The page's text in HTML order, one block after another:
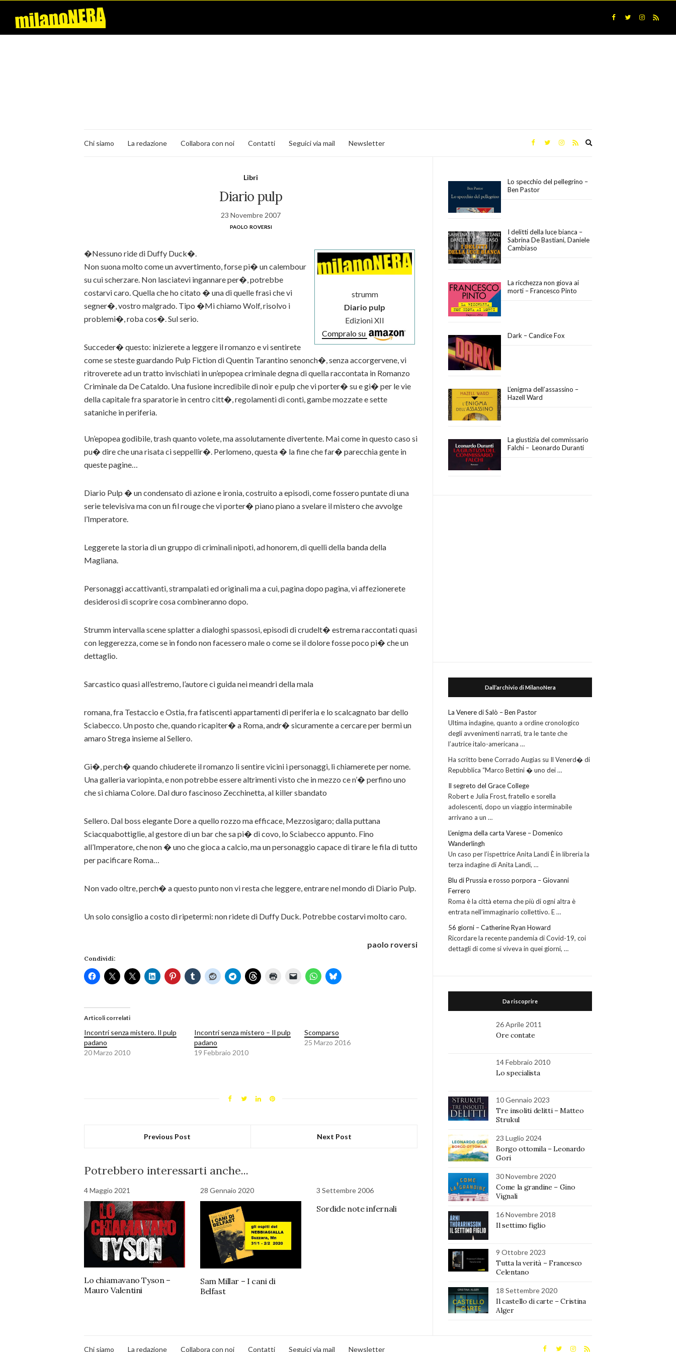
Chi siamo La redazione Collabora con noi Contatti Seguici via mail Newsletter
Libri
Diario pulp
23 Novembre 2007
paolo roversi
strumm
Diario pulp
Edizioni XII
Compralo su
�Nessuno ride di Duffy Duck�.
Non suona molto come un avvertimento, forse pi� un calembour
su cui scherzare. Non lasciatevi ingannare per�, potrebbe
costarvi caro. Quella che ho citato � una di quelle frasi che vi
segner�, vostro malgrado. Tipo �Mi chiamo Wolf, risolvo i
problemi�, roba cos�. Sul serio.
Succeder� questo: inizierete a leggere il romanzo e vi sentirete
come se steste guardando Pulp Fiction di Quentin Tarantino senonch�, senza accorgervene, vi
ritroverete ad un tratto invischiati in un’epopea criminale degna di quella raccontata in Romanzo
Criminale da De Cataldo. Una fusione incredibile di noir e pulp che vi porter� su e gi� per le vie
della capitale fra sparatorie in centro citt�, regolamenti di conti, gambe mozzate e sette
sataniche in periferia.
Un’epopea godibile, trash quanto volete, ma assolutamente divertente. Mai come in questo caso si
pu� dire che una risata ci seppellir�. Perlomeno, questa � la fine che far� parecchia gente in
queste pagine…
Diario Pulp � un condensato di azione e ironia, costruito a episodi, come fossero puntate di una
serie televisiva ma con un fil rouge che vi porter� piano piano a svelare il mistero che avvolge
l’Imperatore.
Leggerete la storia di un gruppo di criminali nipoti, ad honorem, di quelli della banda della
Magliana.
Personaggi accattivanti, strampalati ed originali ma a cui, pagina dopo pagina, vi affezionerete
desiderosi di scoprire cosa combineranno dopo.
Strumm intervalla scene splatter a dialoghi spassosi, episodi di crudelt� estrema raccontati quasi
con leggerezza, come se in fondo non facessero male o come se il dolore fosse poco pi� che un
dettaglio.
Sarcastico quasi all’estremo, l’autore ci guida nei meandri della mala
romana, fra Testaccio e Ostia, fra fatiscenti appartamenti di periferia e lo scalcagnato bar dello
Sciabecco. Un posto che, quando ricapiter� a Roma, andr� sicuramente a cercare per bermi un
amaro Strega insieme al Sellero.
Gi�, perch� quando chiuderete il romanzo li sentire vicini i personaggi, li chiamerete per nome.
Una galleria variopinta, e non potrebbe essere altrimenti visto che in mezzo ce n’� perfino uno
che si chiama Colore. Dal duro fascinoso Zecchinetta, al killer sbandato
Sellero. Dal boss elegante Dore a quello rozzo ma efficace, Mezzosigaro; dalla puttana
Sciacquabottiglie, al gestore di un bar che sa pi� di covo, lo Sciabecco appunto. Fino
all’Imperatore, che non � uno che gioca a calcio, ma un personaggio capace di tirare le fila di tutto
per pacificare Roma…
Non vado oltre, perch� a questo punto non vi resta che leggere, entrare nel mondo di Diario Pulp.
Un solo consiglio a costo di ripetermi: non ridete di Duffy Duck. Potrebbe costarvi molto caro.
paolo roversi
Condividi:
Articoli correlati
Incontri senza mistero. Il pulp
padano
20 Marzo 2010
Incontri senza mistero – Il pulp
padano
19 Febbraio 2010
Scomparso
25 Marzo 2016
Previous Post Next Post
Potrebbero interessarti anche...
4 Maggio 2021
Lo chiamavano Tyson –
Mauro Valentini
28 Gennaio 2020
Sam Millar – I cani di
Belfast
3 Settembre 2006
Sordide note infernali
Lo specchio del pellegrino –
Ben Pastor
I delitti della luce bianca –
Sabrina De Bastiani, Daniele
Cambiaso
La ricchezza non giova ai
morti – Francesco Pinto
Dark – Candice Fox
L’enigma dell’assassino –
Hazell Ward
La giustizia del commissario
Falchi – Leonardo Duranti
Dall’archivio di MilanoNera
La Venere di Salò – Ben Pastor
Ultima indagine, quanto a ordine cronologico
degli avvenimenti narrati, tra le tante che
l’autrice italo-americana …
Ha scritto bene Corrado Augias su Il Venerd� di
Repubblica “Marco Bettini � uno dei …
Il segreto del Grace College
Robert e Julia Frost, fratello e sorella
adolescenti, dopo un viaggio interminabile
arrivano a un …
L’enigma della carta Varese – Domenico
Wanderlingh
Un caso per l’ispettrice Anita Landi È in libreria la
terza indagine di Anita Landi, …
Blu di Prussia e rosso porpora – Giovanni
Ferrero
Roma è la città eterna che più di ogni altra è
entrata nell’immaginario collettivo. E …
56 giorni – Catherine Ryan Howard
Ricordare la recente pandemia di Covid-19, coi
dettagli di come si viveva in quei giorni, …
Da riscoprire
26 Aprile 2011
Ore contate
14 Febbraio 2010
Lo specialista
10 Gennaio 2023
Tre insoliti delitti – Matteo
Strukul
23 Luglio 2024
Borgo ottomila – Leonardo
Gori
30 Novembre 2020
Come la grandine – Gino
Vignali
16 Novembre 2018
Il settimo figlio
9 Ottobre 2023
Tutta la verità – Francesco
Celentano
18 Settembre 2020
Il castello di carte – Cristina
Alger
Chi siamo La redazione Collabora con noi Contatti Seguici via mail Newsletter